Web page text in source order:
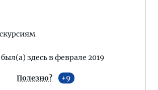
был(а) здесь в феврале 2019
Полезно? 9